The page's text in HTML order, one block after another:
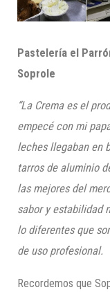
Pastelería el
Soprole
“La Crema es el
empecé con mi
leches llegaban en
tarros de aluminio
las mejores del
sabor y estabilidad
lo diferentes que
de uso profesional.
Recordemos que